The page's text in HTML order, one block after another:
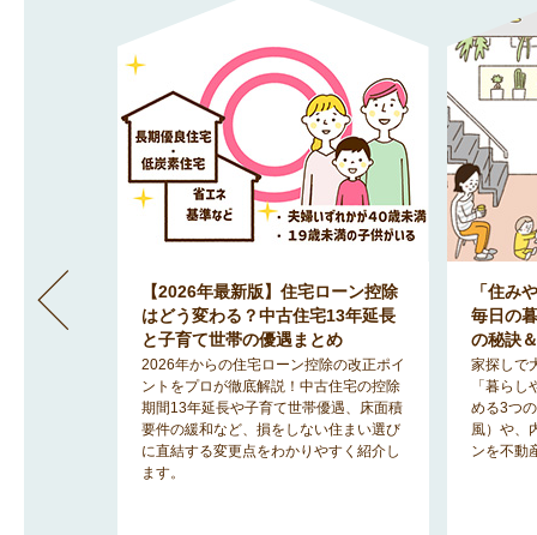
取りが
で明る
【2026年最新版】住宅ローン控除
はどう変わる？中古住宅13年延長
と子育て世帯の優遇まとめ
2026年からの住宅ローン控除の改正ポイ
ントをプロが徹底解説！中古住宅の控除
期間13年延長や子育て世帯優遇、床面積
要件の緩和など、損をしない住まい選び
に直結する変更点をわかりやすく紹介し
ます。
「住み
毎日の
の秘訣
家探しで
「暮ら
める3つ
風）や、
ンを不動